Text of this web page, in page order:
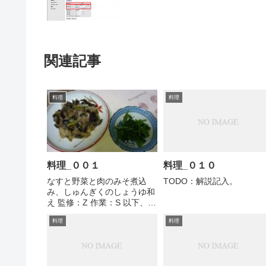
関連記事
料理
料理_００１
なすと野菜と肉のみそ煮込
み、しゅんぎくのしょうゆ和
え 監修：Z 作業：S 以下、調
的に考察する。 １．なぜこの
なすにはみそ味（定番）、よ
料理
料理_０１０
TODO：解説記入。
料理 料理